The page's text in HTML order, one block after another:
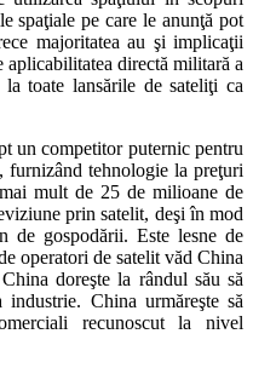
spaţiale pe care le anunţă pot
majoritatea au şi implicaţii
directă militară a
toate lansările de sateliţi ca
un competitor puternic pentru
furnizând tehnologie la preţuri
mult de 25 de milioane de
prin satelit, deşi în mod
de gospodării. Este lesne de
operatori de satelit văd China
doreşte la rândul său să
China urmăreşte să
recunoscut la nivel